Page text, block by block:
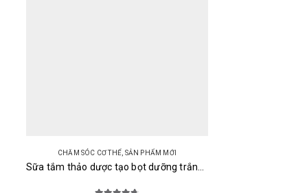
CHĂM SÓC CƠ THỂ, SẢN PHẨM MỚI
Sữa tắm thảo dược tạo bọt dưỡng trắng và làm mềm mịn da Softymo Kosé Natu Savon Nhật 500ml